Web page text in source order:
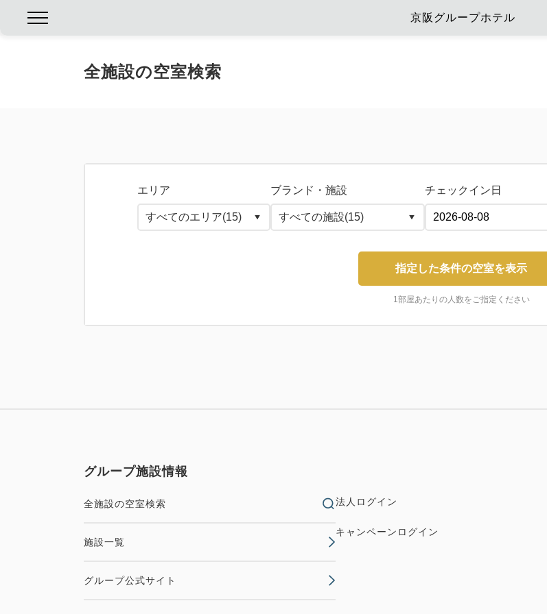
京阪グループホテル
全施設の空室検索
エリア ブランド・施設 チェックイン日
指定した条件の空室を表示
1部屋あたりの人数をご指定ください
グループ施設情報
全施設の空室検索
施設一覧
グループ公式サイト
法人ログイン
キャンペーンログイン